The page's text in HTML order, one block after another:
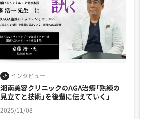
インタビュー
湘南美容クリニックのAGA治療「熟練の
見立てと技術」を後輩に伝えていく」
2025/11/08